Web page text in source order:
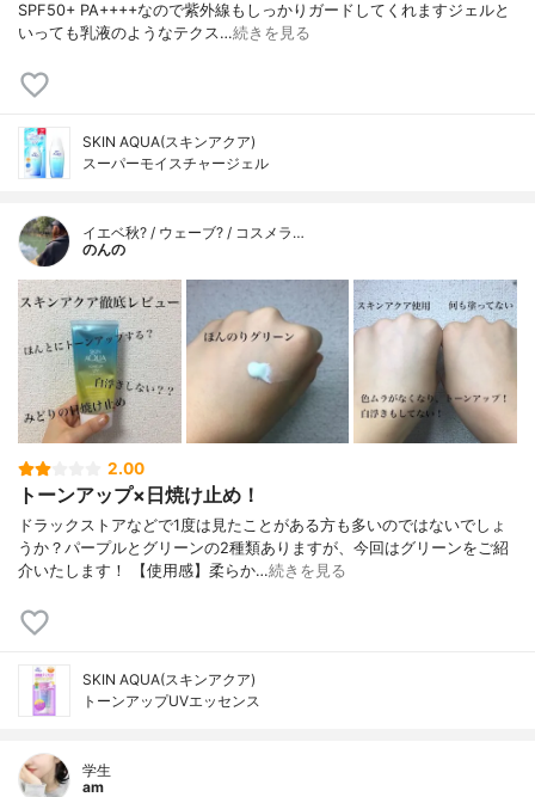
SPF50+ PA++++なので紫外線もしっかりガードしてくれますジェルと
いっても乳液のようなテクス…続きを見る
SKIN AQUA(スキンアクア)
スーパーモイスチャージェル
イエベ秋? / ウェーブ? / コスメラ…
のんの
2.00
トーンアップ×日焼け止め！
ドラックストアなどで1度は見たことがある方も多いのではないでしょ
うか？パープルとグリーンの2種類ありますが、今回はグリーンをご紹
介いたします！ 【使用感】柔らか…続きを見る
SKIN AQUA(スキンアクア)
トーンアップUVエッセンス
学生
am